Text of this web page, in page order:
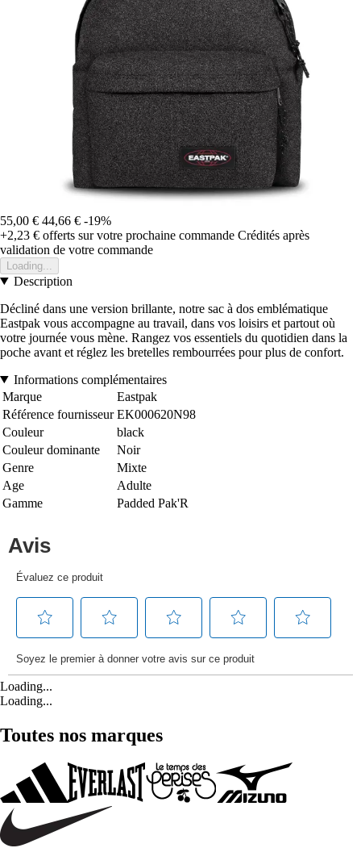
55,00 € 44,66 € -19%
+2,23 € offerts sur votre prochaine commande Crédités après
validation de votre commande
Loading...
Description
Décliné dans une version brillante, notre sac à dos emblématique
Eastpak vous accompagne au travail, dans vos loisirs et partout où
votre journée vous mène. Rangez vos essentiels du quotidien dans la
poche avant et réglez les bretelles rembourrées pour plus de confort.
Informations complémentaires
Marque
Eastpak
Référence fournisseur EK000620N98
Couleur
black
Couleur dominante
Noir
Genre
Mixte
Age
Adulte
Gamme
Padded Pak'R
Loading...
Loading...
Toutes nos marques